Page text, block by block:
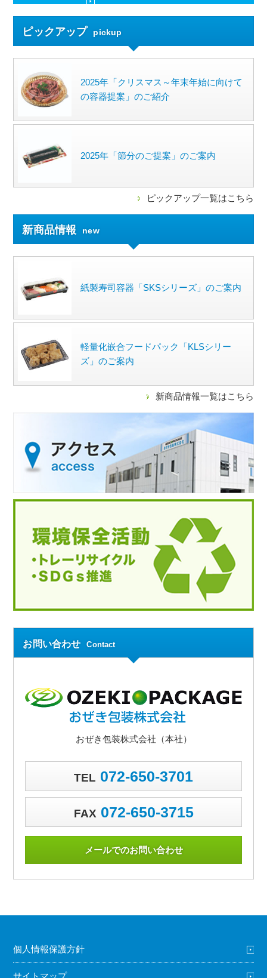
ピックアップ pickup
2025年「クリスマス～年末年始に向けて
の容器提案」のご紹介
2025年「節分のご提案」のご案内
ピックアップ一覧はこちら
新商品情報 new
紙製寿司容器「SKSシリーズ」のご案内
軽量化嵌合フードパック「KLSシリー
ズ」のご案内
新商品情報一覧はこちら
お問い合わせ Contact
おぜき包装株式会社（本社）
TEL 072-650-3701
FAX 072-650-3715
メールでのお問い合わせ
個人情報保護方針
サイトマップ